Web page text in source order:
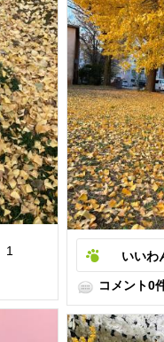
1 いいわ
コメント0